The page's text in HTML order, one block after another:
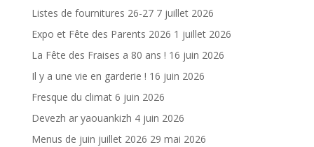
Listes de fournitures 26-27 7 juillet 2026
Expo et Fête des Parents 2026 1 juillet 2026
La Fête des Fraises a 80 ans ! 16 juin 2026
Il y a une vie en garderie ! 16 juin 2026
Fresque du climat 6 juin 2026
Devezh ar yaouankizh 4 juin 2026
Menus de juin juillet 2026 29 mai 2026